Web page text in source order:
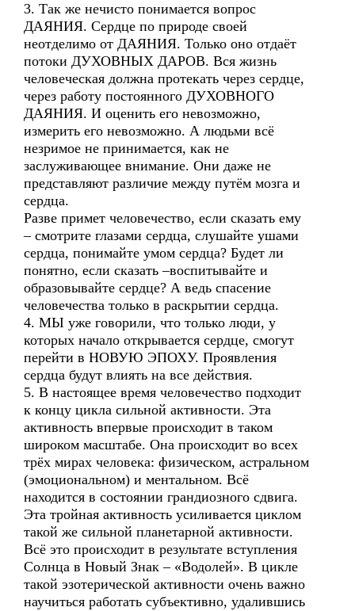
3. Так же нечисто понимается вопрос
ДАЯНИЯ. Сердце по природе своей
неотделимо от ДАЯНИЯ. Только оно отдаёт
потоки ДУХОВНЫХ ДАРОВ. Вся жизнь
человеческая должна протекать через сердце,
через работу постоянного ДУХОВНОГО
ДАЯНИЯ. И оценить его невозможно,
измерить его невозможно. А людьми всё
незримое не принимается, как не
заслуживающее внимание. Они даже не
представляют различие между путём мозга и
сердца.
Разве примет человечество, если сказать ему
– смотрите глазами сердца, слушайте ушами
сердца, понимайте умом сердца? Будет ли
понятно, если сказать –воспитывайте и
образовывайте сердце? А ведь спасение
человечества только в раскрытии сердца.
4. МЫ уже говорили, что только люди, у
которых начало открывается сердце, смогут
перейти в НОВУЮ ЭПОХУ. Проявления
сердца будут влиять на все действия.
5. В настоящее время человечество подходит
к концу цикла сильной активности. Эта
активность впервые происходит в таком
широком масштабе. Она происходит во всех
трёх мирах человека: физическом, астральном
(эмоциональном) и ментальном. Всё
находится в состоянии грандиозного сдвига.
Эта тройная активность усиливается циклом
такой же сильной планетарной активности.
Всё это происходит в результате вступления
Солнца в Новый Знак – «Водолей». В цикле
такой эзотерической активности очень важно
научиться работать субъективно, удалившись